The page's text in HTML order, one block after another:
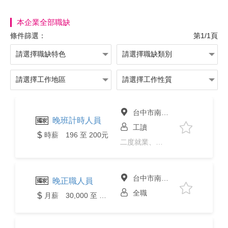
本企業全部職缺
條件篩選： 第1/1頁
晚班計時人員
時薪 196 至 200元
台中市南屯區
工讀
二度就業、彈性上下班、24h必回
晚正職人員
台中市南屯區
全職